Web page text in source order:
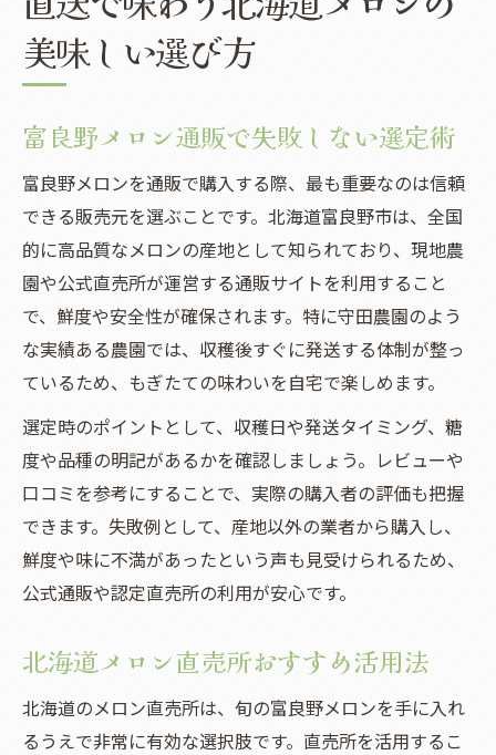
美味しい選び方
富良野メロン通販で失敗しない選定術
富良野メロンを通販で購入する際、最も重要なのは信頼
できる販売元を選ぶことです。北海道富良野市は、全国
的に高品質なメロンの産地として知られており、現地農
園や公式直売所が運営する通販サイトを利用すること
で、鮮度や安全性が確保されます。特に守田農園のよう
な実績ある農園では、収穫後すぐに発送する体制が整っ
ているため、もぎたての味わいを自宅で楽しめます。
選定時のポイントとして、収穫日や発送タイミング、糖
度や品種の明記があるかを確認しましょう。レビューや
口コミを参考にすることで、実際の購入者の評価も把握
できます。失敗例として、産地以外の業者から購入し、
鮮度や味に不満があったという声も見受けられるため、
公式通販や認定直売所の利用が安心です。
北海道メロン直売所おすすめ活用法
北海道のメロン直売所は、旬の富良野メロンを手に入れ
るうえで非常に有効な選択肢です。直売所を活用するこ